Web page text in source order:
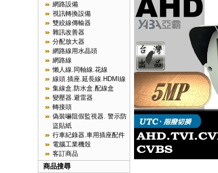
網路設備
視訊轉換設備
雙絞線傳輸器
雜訊改善器
分配放大器
網路線用水晶頭
網路線
懶人線.同軸線.花線
線頭.插座.延長線.HDMI線
集線盒.防水盒.配線盒
變壓器.避雷器
轉接頭
偽裝嚇阻假監視器. 警示防
盜貼紙
行車紀錄器.車用插座配件
電腦工業機殼
客訂商品
商品搜尋